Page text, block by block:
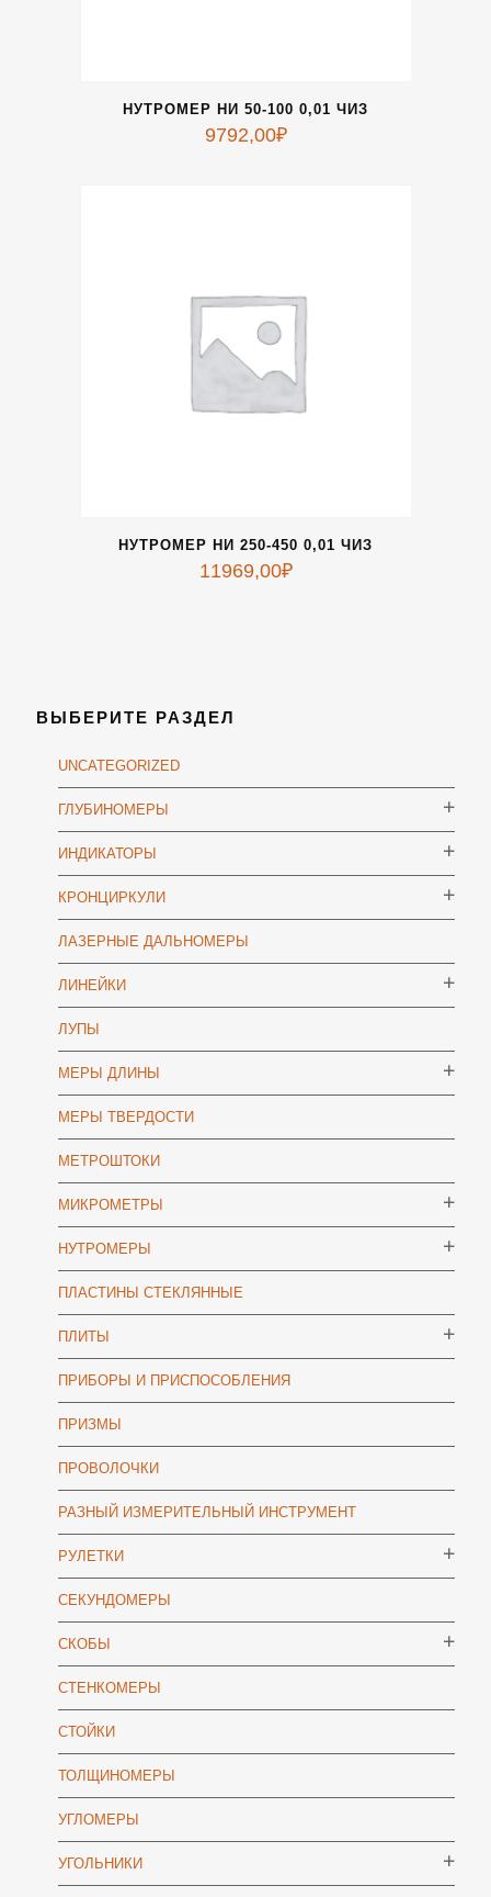
НУТРОМЕР НИ 50-100 0,01 ЧИЗ
9792,00₽
НУТРОМЕР НИ 250-450 0,01 ЧИЗ
11969,00₽
ВЫБЕРИТЕ РАЗДЕЛ
UNCATEGORIZED
ГЛУБИНОМЕРЫ
ИНДИКАТОРЫ
КРОНЦИРКУЛИ
ЛАЗЕРНЫЕ ДАЛЬНОМЕРЫ
ЛИНЕЙКИ
ЛУПЫ
МЕРЫ ДЛИНЫ
МЕРЫ ТВЕРДОСТИ
МЕТРОШТОКИ
МИКРОМЕТРЫ
НУТРОМЕРЫ
ПЛАСТИНЫ СТЕКЛЯННЫЕ
ПЛИТЫ
ПРИБОРЫ И ПРИСПОСОБЛЕНИЯ
ПРИЗМЫ
ПРОВОЛОЧКИ
РАЗНЫЙ ИЗМЕРИТЕЛЬНЫЙ ИНСТРУМЕНТ
РУЛЕТКИ
СЕКУНДОМЕРЫ
СКОБЫ
СТЕНКОМЕРЫ
СТОЙКИ
ТОЛЩИНОМЕРЫ
УГЛОМЕРЫ
УГОЛЬНИКИ